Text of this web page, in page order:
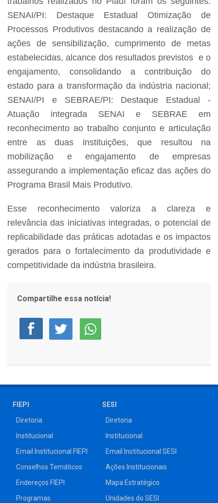
SENAI/PI: Destaque Estadual Otimização de
Processos Produtivos destacando a realização de
ações de sensibilização, cumprimento de metas
estabelecidas, alcance dos resultados previstos e o
engajamento, consolidando a contribuição do
estado para a transformação da indústria nacional;
SENAI/PI e SEBRAE/PI: Destaque Estadual -
Atuação integrada SENAI e SEBRAE em
reconhecimento ao trabalho conjunto e articulação
entre as duas instituições, que resultou na
mobilização e engajamento de empresas
assegurando a implementação eficaz das ações do
Programa Brasil Mais Produtivo.
Esse reconhecimento valoriza a clareza e
relevância das iniciativas integradas, o potencial de
replicabilidade das práticas adotadas e os impactos
gerados para o fortalecimento da produtividade e
competitividade da indústria brasileira.
Compartilhe essa notícia!
FIEPI
Diretoria
Institucional
Email Institucional FIEPI
Conselhos Temáticos
Endereços FIEPI
Programas
SESI
Diretoria
Institucional
Email Institucional SESI
Ações Institucionais
Mapa Estratégico
Unidades do SESI